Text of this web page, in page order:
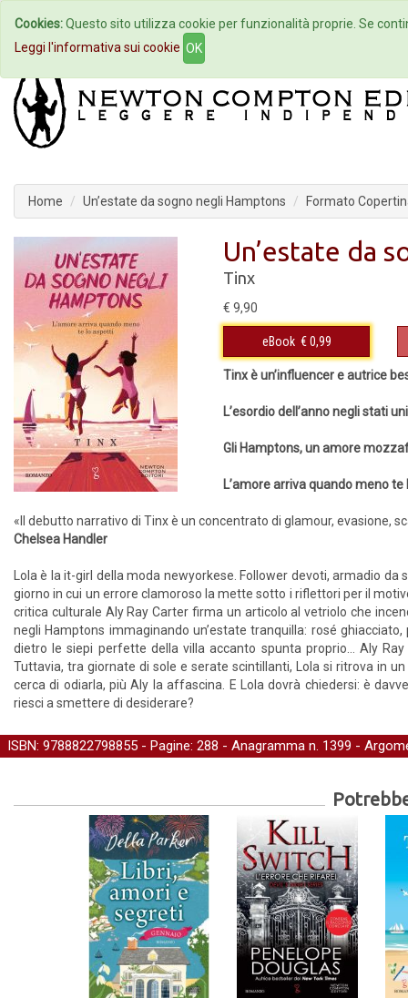
Home Autori Eventi
Home Un’estate da sogno negli Hamptons Formato
Un’estate da
Tinx
€ 9,90
eBook € 0,99
Tinx è un’influencer e autrice
L’esordio dell’anno negli stati
Gli Hamptons, un amore
L’amore arriva quando meno
«Il debutto narrativo di Tinx è un concentrato di glamour, evasione,
Chelsea Handler
Lola è la it-girl della moda newyorkese. Follower devoti, armadio
giorno in cui un errore clamoroso la mette sotto i riflettori per il
critica culturale Aly Ray Carter firma un articolo al vetriolo che
negli Hamptons immaginando un’estate tranquilla: rosé
dietro le siepi perfette della villa accanto spunta proprio… Aly
Tuttavia, tra giornate di sole e serate scintillanti, Lola si ritrova in
cerca di odiarla, più Aly la affascina. E Lola dovrà chiedersi: è
riesci a smettere di desiderare?
ISBN: 9788822798855 - Pagine: 288 - Anagramma n. 1399 -
Cookies:Questo sito utilizza cookie per funzionalità proprie. Se
Leggi l'informativa sui cookie OK